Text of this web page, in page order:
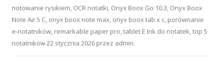
notowanie rysikiem, OCR notatki, Onyx Boox Go 10.3, Onyx Boox
Note Air 5 C, onyx boox note max, onyx boox tab x c, porównanie
e-notatników, remarkable paper pro,tablet E Ink do notatek,top 5
notatnikow22 stycznia 2026 przez admin.